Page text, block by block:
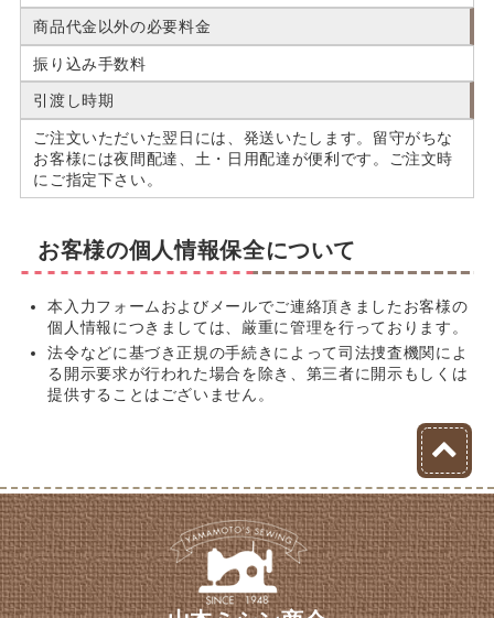
商品代金以外の必要料金
振り込み手数料
引渡し時期
ご注文いただいた翌日には、発送いたします。留守がちな
お客様には夜間配達、土・日用配達が便利です。ご注文時
にご指定下さい。
お客様の個人情報保全について
本入力フォームおよびメールでご連絡頂きましたお客様の
個人情報につきましては、厳重に管理を行っております。
法令などに基づき正規の手続きによって司法捜査機関によ
る開示要求が行われた場合を除き、第三者に開示もしくは
提供することはございません。